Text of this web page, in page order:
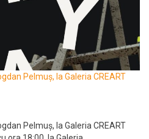
Pelmuș, la Galeria CREART
Pelmuș, la Galeria CREART